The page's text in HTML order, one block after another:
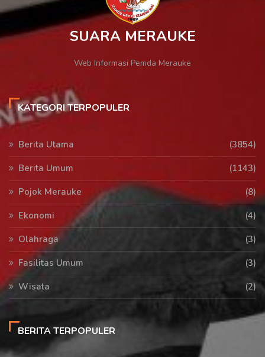
SUARA MERAUKE
Web Informasi Pemda Merauke
KATEGORI TERPOPULER
Berita Utama
(3854)
Berita Umum
(1143)
Pojok Merauke
(8)
Ekonomi
(4)
Olahraga
(3)
Fasilitas Umum
(3)
Wisata
(2)
BERITA TERPOPULER